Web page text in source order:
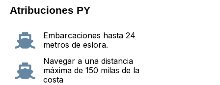
Atribuciones PY
Embarcaciones hasta 24
metros de eslora.
Navegar a una distancia
máxima de 150 milas de la
costa